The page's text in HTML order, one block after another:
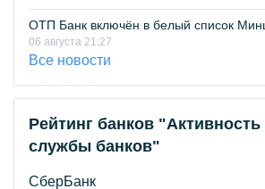
ОТП Банк включён в белый список
06 августа 21:27
Все новости
Рейтинг банков "Активность
службы банков"
СберБанк